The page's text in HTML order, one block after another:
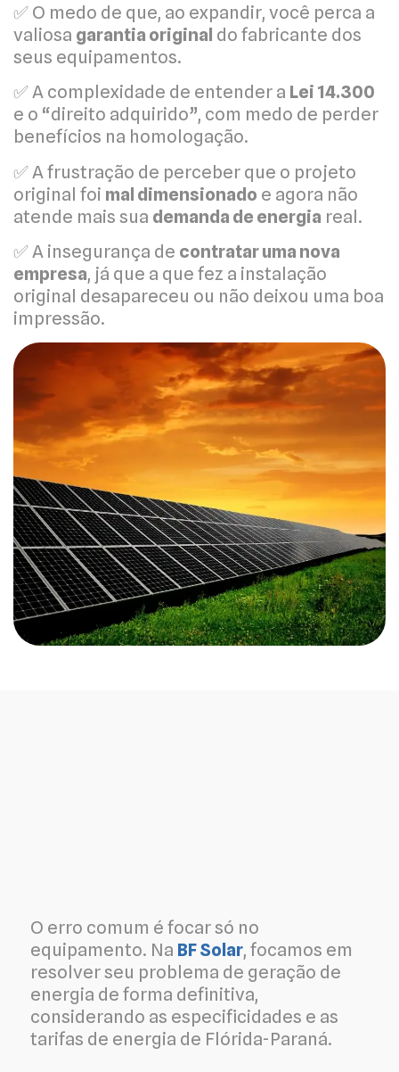
✅ O medo de que, ao expandir, você perca a
valiosa garantia original do fabricante dos
seus equipamentos.
✅ A complexidade de entender a Lei 14.300
e o “direito adquirido”, com medo de perder
benefícios na homologação.
✅ A frustração de perceber que o projeto
original foi mal dimensionado e agora não
atende mais sua demanda de energia real.
✅ A insegurança de contratar uma nova
empresa, já que a que fez a instalação
original desapareceu ou não deixou uma boa
impressão.
O erro comum é focar só no
equipamento. Na BF Solar, focamos em
resolver seu problema de geração de
energia de forma definitiva,
considerando as especificidades e as
tarifas de energia de Flórida-Paraná.